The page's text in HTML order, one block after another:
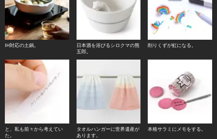
IH対応の土鍋。
日本酒を浴びるシロクマの熊
五郎。
削りくずが虹になる。
と、私も前々から考えてい
た。
タオルハンガーに世界遺産が
あります。
本格サラミにメモをする。